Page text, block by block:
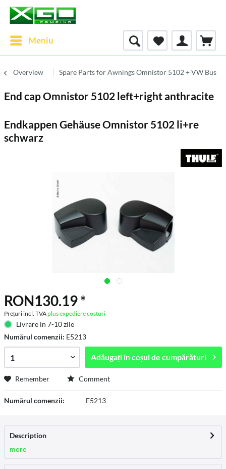
Meniu
Overview Spare Parts for Awnings Omnistor 5102 + VW Bus
End cap Omnistor 5102 left+right anthracite
Endkappen Gehäuse Omnistor 5102 li+re
schwarz
RON130.19 *
Prețuri incl. TVAplus expediere costuri
Livrare in 7-10 zile
Numărul comenzii: E5213
Adăugați incoșul de cumpărături
Remember Comment
Numărul comenzii: E5213
Description
more